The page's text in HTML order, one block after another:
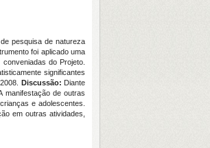
pesquisa de natureza
foi aplicado uma
do Projeto.
significantes
Discussão: Diante
manifestação de outras
e adolescentes.
em outras atividades,